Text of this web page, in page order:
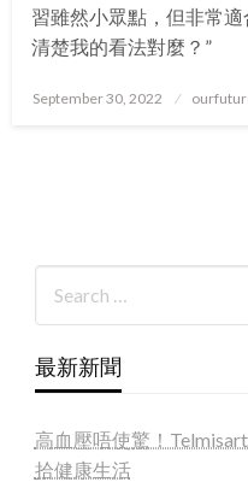
習雖然小眾點，但非常
清楚我的看法對麼？”
Posted
September 30, 2022
最新新聞
高血壓唔使驚！
拾健康生活